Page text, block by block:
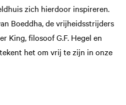
zich hierdoor inspireren.
Boeddha, de vrijheidsstrijders
King, filosoof G.F. Hegel en
het om vrij te zijn in onze